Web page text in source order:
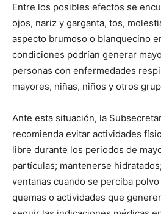
Entre los posibles efectos se
ojos, nariz y garganta, tos,
aspecto brumoso o blanquecino
condiciones podrían generar
personas con enfermedades
mayores, niñas, niños y otros
Ante esta situación, la
recomienda evitar actividades
libre durante los periodos de
partículas; mantenerse
ventanas cuando se perciba
quemas o actividades que